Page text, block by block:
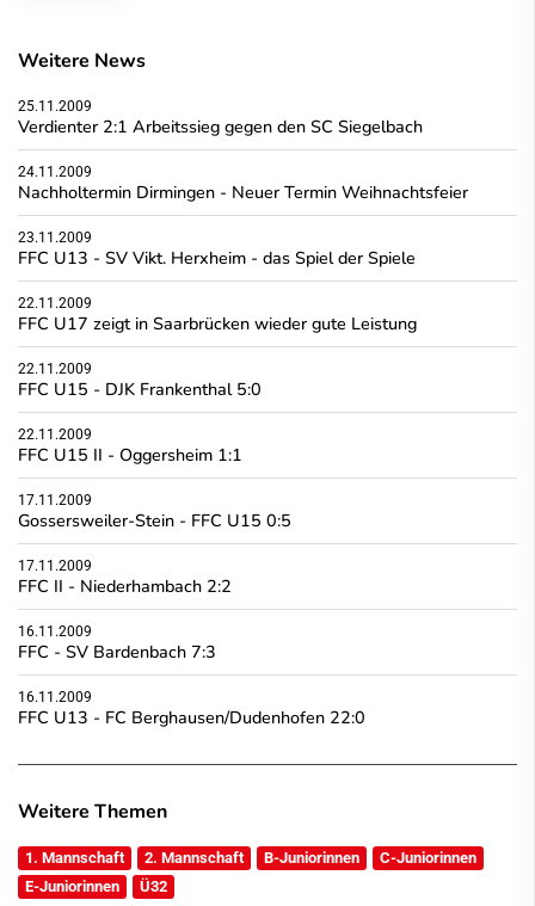
Weitere News
25.11.2009
Verdienter 2:1 Arbeitssieg gegen den SC Siegelbach
24.11.2009
Nachholtermin Dirmingen - Neuer Termin Weihnachtsfeier
23.11.2009
FFC U13 - SV Vikt. Herxheim - das Spiel der Spiele
22.11.2009
FFC U17 zeigt in Saarbrücken wieder gute Leistung
22.11.2009
FFC U15 - DJK Frankenthal 5:0
22.11.2009
FFC U15 II - Oggersheim 1:1
17.11.2009
Gossersweiler-Stein - FFC U15 0:5
17.11.2009
FFC II - Niederhambach 2:2
16.11.2009
FFC - SV Bardenbach 7:3
16.11.2009
FFC U13 - FC Berghausen/Dudenhofen 22:0
Weitere Themen
1. Mannschaft 2. Mannschaft B-Juniorinnen
C-Juniorinnen
E-Juniorinnen
Ü32